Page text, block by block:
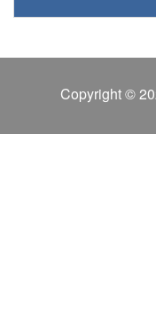
Copyright ©